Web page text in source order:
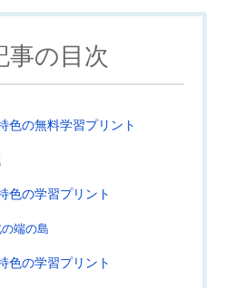
事の目次
色の無料学習プリント
色の学習プリント
端の島
色の学習プリント